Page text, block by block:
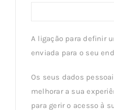
A ligação para definir
enviada para o seu
Os seus dados
melhorar a sua
para gerir o acesso à